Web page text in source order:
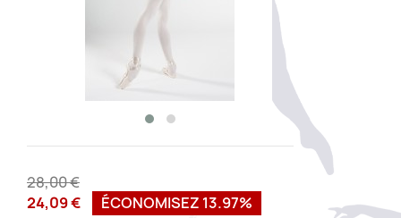
28,00 €
24,09 €
ÉCONOMISEZ 13.97%